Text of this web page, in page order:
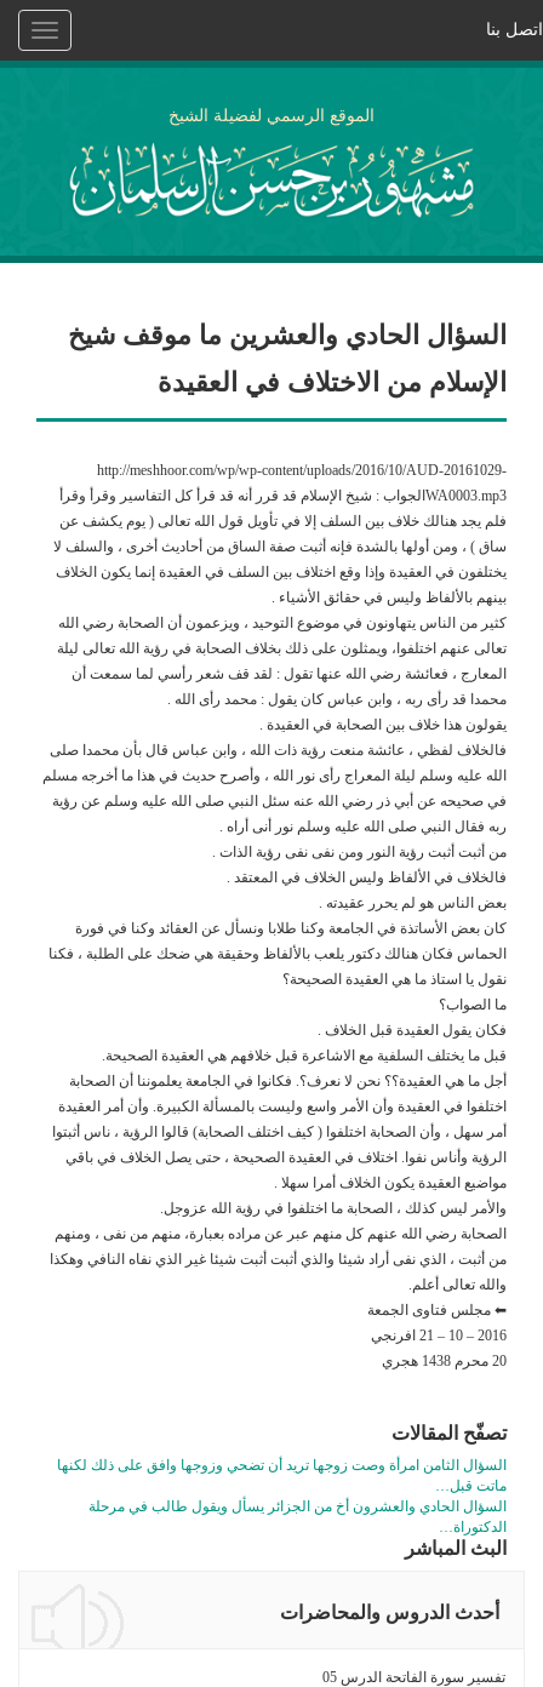
Toggle
اتصل بنا
الموقع الرسمي لفضيلة الشيخ
السؤال الحادي والعشرين ما موقف شيخ
الإسلام من الاختلاف في العقيدة
http://meshhoor.com/wp/wp-content/uploads/2016/10/AUD-20161029-
WA0003.mp3الجواب : شيخ الإسلام قد قرر أنه قد قرأ كل التفاسير وقرأ وقرأ
فلم يجد هنالك خلاف بين السلف إلا في تأويل قول الله تعالى ( يوم يكشف عن
ساق ) ، ومن أولها بالشدة فإنه أثبت صفة الساق من أحاديث أخرى ، والسلف لا
يختلفون في العقيدة وإذا وقع اختلاف بين السلف في العقيدة إنما يكون الخلاف
بينهم بالألفاظ وليس في حقائق الأشياء .
كثير من الناس يتهاونون في موضوع التوحيد ، ويزعمون أن الصحابة رضي الله
تعالى عنهم اختلفوا، ويمثلون على ذلك بخلاف الصحابة في رؤية الله تعالى ليلة
المعارج ، فعائشة رضي الله عنها تقول : لقد قف شعر رأسي لما سمعت أن
محمدا قد رأى ربه ، وابن عباس كان يقول : محمد رأى الله .
يقولون هذا خلاف بين الصحابة في العقيدة .
فالخلاف لفظي ، عائشة منعت رؤية ذات الله ، وابن عباس قال بأن محمدا صلى
الله عليه وسلم ليلة المعراج رأى نور الله ، وأصرح حديث في هذا ما أخرجه مسلم
في صحيحه عن أبي ذر رضي الله عنه سئل النبي صلى الله عليه وسلم عن رؤية
ربه فقال النبي صلى الله عليه وسلم نور أنى أراه .
من أثبت أثبت رؤية النور ومن نفى نفى رؤية الذات .
فالخلاف في الألفاظ وليس الخلاف في المعتقد .
بعض الناس هو لم يحرر عقيدته .
كان بعض الأساتذة في الجامعة وكنا طلابا ونسأل عن العقائد وكنا في فورة
الحماس فكان هنالك دكتور يلعب بالألفاظ وحقيقة هي ضحك على الطلبة ، فكنا
نقول يا استاذ ما هي العقيدة الصحيحة؟
ما الصواب؟
فكان يقول العقيدة قبل الخلاف .
قبل ما يختلف السلفية مع الاشاعرة قبل خلافهم هي العقيدة الصحيحة.
أجل ما هي العقيدة؟؟ نحن لا نعرف؟. فكانوا في الجامعة يعلموننا أن الصحابة
اختلفوا في العقيدة وأن الأمر واسع وليست بالمسألة الكبيرة. وأن أمر العقيدة
أمر سهل ، وأن الصحابة اختلفوا ( كيف اختلف الصحابة) قالوا الرؤية ، ناس أثبتوا
الرؤية وأناس نفوا. اختلاف في العقيدة الصحيحة ، حتى يصل الخلاف في باقي
مواضيع العقيدة يكون الخلاف أمرا سهلا .
والأمر ليس كذلك ، الصحابة ما اختلفوا في رؤية الله عزوجل.
الصحابة رضي الله عنهم كل منهم عبر عن مراده بعبارة، منهم من نفى ، ومنهم
من أثبت ، الذي نفى أراد شيئا والذي أثبت أثبت شيئا غير الذي نفاه النافي وهكذا
والله تعالى أعلم.
⬅ مجلس فتاوى الجمعة
2016 – 10 – 21 افرنجي
20 محرم 1438 هجري
تصفّح المقالات
السؤال الثامن امرأة وصت زوجها تريد أن تضحي وزوجها وافق على ذلك لكنها
ماتت قبل…
السؤال الحادي والعشرون أخ من الجزائر يسأل ويقول طالب في مرحلة
الدكتوراة…
البث المباشر
أحدث الدروس والمحاضرات
تفسير سورة الفاتحة الدرس 05